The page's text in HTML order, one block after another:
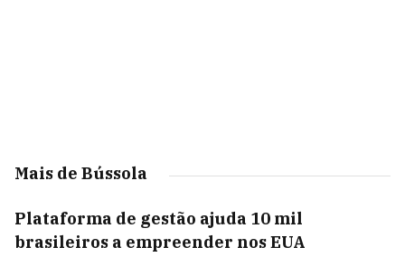
Mais de Bússola
Plataforma de gestão ajuda 10 mil
brasileiros a empreender nos EUA